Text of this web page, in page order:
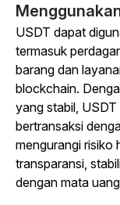
USDT dapat
termasuk
barang dan
blockchain.
yang stabil,
bertransaksi
mengurangi risiko
transparansi,
dengan mata